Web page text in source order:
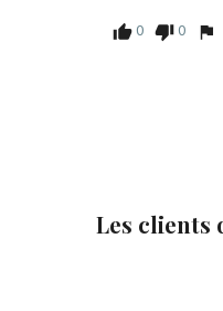
0 0
Les clients